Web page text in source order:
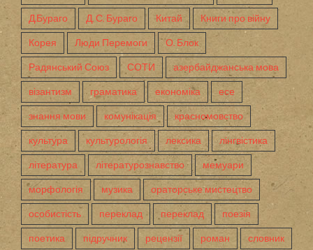
Д.Бураго Д. С. Бураго Китай Книги про війну
Корея Люди Перемоги О. Блок
Радянський Союз СОТИ азербайджанська мова
візантизм граматика економіка есе
знання мови комунікація красномовство
культура культурологія лексика лінгвістика
література літературознавство мемуари
морфологія музика ораторське мистецтво
особистість переклад переклад поезія
поетика підручник рецензії роман словник